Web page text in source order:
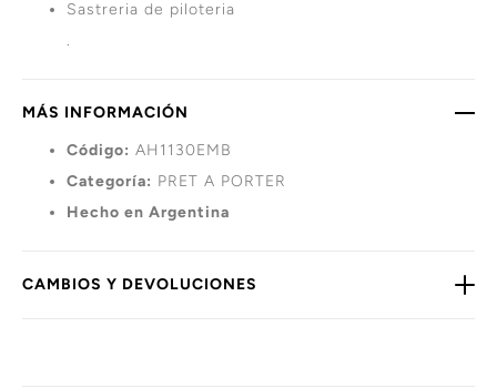
Sastreria de piloteria
.
MÁS INFORMACIÓN
Código: AH1130EMB
Categoría: PRET A PORTER
Hecho en Argentina
CAMBIOS Y DEVOLUCIONES